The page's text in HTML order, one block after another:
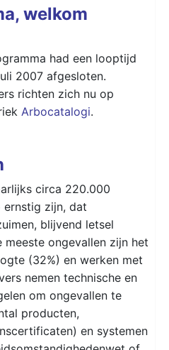
welkom
had een looptijd
2007 afgesloten.
richten zich nu op
Arbocatalogi.
circa 220.000
ernstig zijn, dat
blijvend letsel
ongevallen zijn het
(32%) en werken met
nemen technische en
om ongevallen te
producten,
en systemen